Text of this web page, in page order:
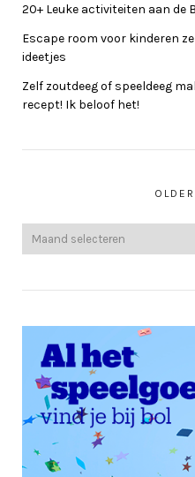
20+ Leuke activiteiten aan de
Escape room voor kinderen
ideetjes
Zelf zoutdeeg of speeldeeg
recept! Ik beloof het!